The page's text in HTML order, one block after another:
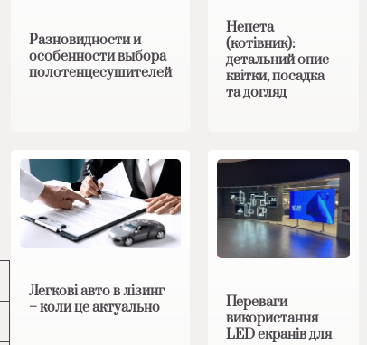
Разновидности и
особенности выбора
полотенцесушителей
Непета
(котівник):
детальний опис
квітки, посадка
та догляд
Легкові авто в лізинг
– коли це актуально
Переваги
використання
LED екранів для